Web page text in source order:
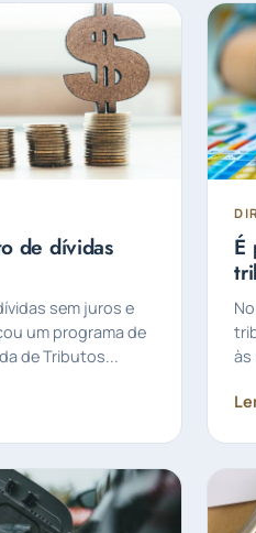
de dívidas
sem juros e
um programa de
de Tributos...
É
às